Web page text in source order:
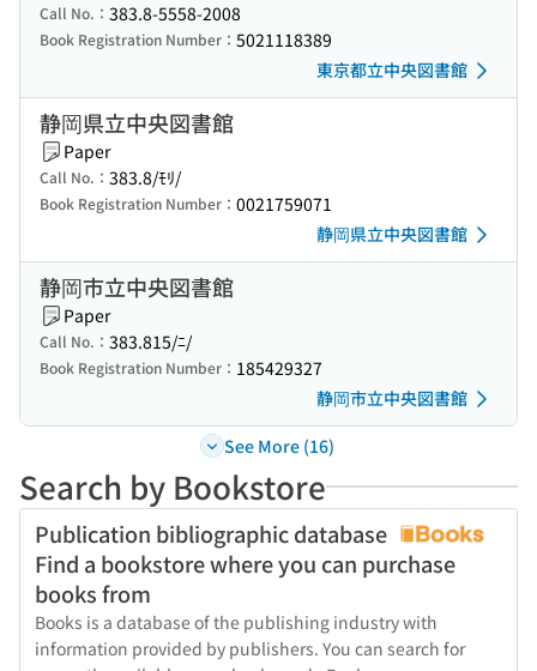
Call No.： 383.8-5558-2008
Book Registration Number： 5021118389
東京都立中央図書館
静岡県立中央図書館
Paper
Call No.： 383.8/ﾓﾘ/
Book Registration Number： 0021759071
静岡県立中央図書館
静岡市立中央図書館
Paper
Call No.： 383.815/ﾆ/
Book Registration Number： 185429327
静岡市立中央図書館
See More (16)
Search by Bookstore
Publication bibliographic database
Find a bookstore where you can purchase
books from
Books is a database of the publishing industry with
information provided by publishers. You can search for